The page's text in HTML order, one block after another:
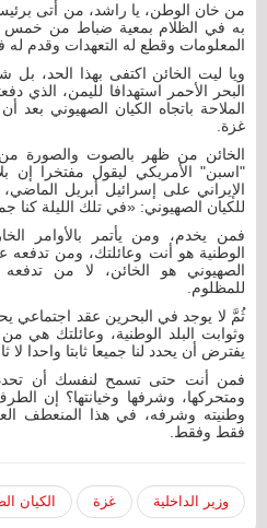
من خان الوطن، يا راشد، من أتى برئيس
به في الظلام بمعية ضباط من خمس
المعلومات وقطع له التعهدات وقدم له
ويا ليت الخائن اكتفى بهذا الحد،
البحر الأحمر استهدافا لليمن، الذي
الملاحة باتجاه الكيان الصهيوني
غزة.
الخائن من ظهر بالصوت والصورة
"اسبن" الأمريكي ليقول مفتخرا إن
الإيراني على إسرائيل أبريل
للكيان الصهيوني: «في تلك الليلة كنا
فمن يخدم، ومن يأتمر بالأوامر
الوطنية هو أنت وعائلتك، ومن تدفعه
الصهيوني هو الخائن، لا من
للمظلوم.
ثُمَّ لا يوجد في البحرين عقد اجتماعي
وثوابت البلد الوطنية، وعائلتك هي
يفترض أن يحدد لنا جميعا ثابتا واحدا لا
فمن أنت حتى تسمح لنفسك أن تحدد
ومتحركها، وشرفها وخيانتها؟ إن
وطنيته وشرفه، في هذا المنعطف
فقط وفقط.
وزير الداخلية غزة الكيان